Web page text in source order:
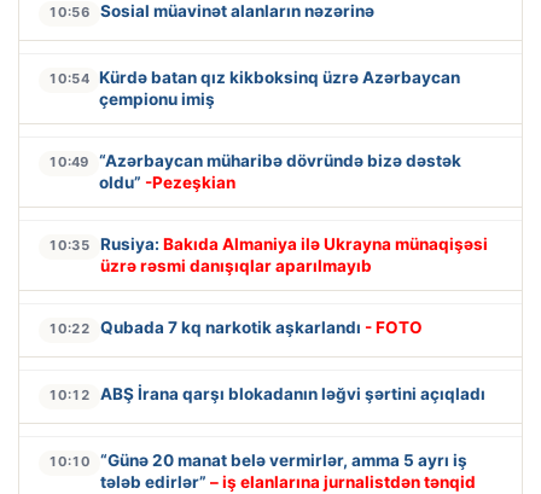
10:56 Sosial müavinət alanların nəzərinə
10:54 Kürdə batan qız kikboksinq üzrə Azərbaycan
çempionu imiş
10:49
“Azərbaycan müharibə dövründə bizə dəstək
oldu” -Pezeşkian
10:35 Rusiya: Bakıda Almaniya ilə Ukrayna münaqişəsi
üzrə rəsmi danışıqlar aparılmayıb
10:22 Qubada 7 kq narkotik aşkarlandı - FOTO
10:12 ABŞ İrana qarşı blokadanın ləğvi şərtini açıqladı
10:10
“Günə 20 manat belə vermirlər, amma 5 ayrı iş
tələb edirlər” – iş elanlarına jurnalistdən tənqid